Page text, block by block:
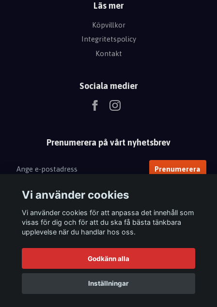
Läs mer
Köpvillkor
Integritetspolicy
Kontakt
Sociala medier
Prenumerera på vårt nyhetsbrev
Prenumerera
© 2026 Femix
Vi använder cookies
Vi använder cookies för att anpassa det innehåll som
visas för dig och för att du ska få bästa tänkbara
upplevelse när du handlar hos oss.
Godkänn alla
Inställningar